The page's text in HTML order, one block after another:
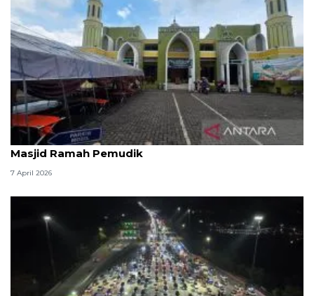
Kemenag: 3,5 juta orang manfaatkan layanan
Masjid Ramah Pemudik
7 April 2026